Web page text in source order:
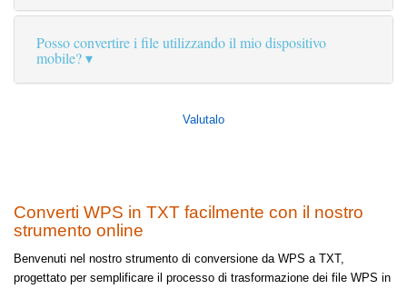
Posso convertire i file utilizzando il mio dispositivo
mobile?
Valutalo
Converti WPS in TXT facilmente con il nostro
strumento online
Benvenuti nel nostro strumento di conversione da WPS a TXT,
progettato per semplificare il processo di trasformazione dei file WPS in